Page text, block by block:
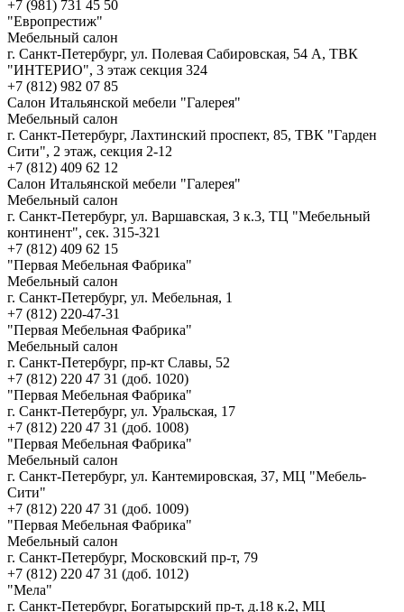
+7 (981) 731 45 50
"Европрестиж"
Мебельный салон
г. Санкт-Петербург, ул. Полевая Сабировская, 54 А, ТВК
"ИНТЕРИО", 3 этаж секция 324
+7 (812) 982 07 85
Салон Итальянской мебели "Галерея"
Мебельный салон
г. Санкт-Петербург, Лахтинский проспект, 85, ТВК "Гарден
Сити", 2 этаж, секция 2-12
+7 (812) 409 62 12
Салон Итальянской мебели "Галерея"
Мебельный салон
г. Санкт-Петербург, ул. Варшавская, 3 к.3, ТЦ "Мебельный
континент", сек. 315-321
+7 (812) 409 62 15
"Первая Мебельная Фабрика"
Мебельный салон
г. Санкт-Петербург, ул. Мебельная, 1
+7 (812) 220-47-31
"Первая Мебельная Фабрика"
Мебельный салон
г. Санкт-Петербург, пр-кт Славы, 52
+7 (812) 220 47 31 (доб. 1020)
"Первая Мебельная Фабрика"
г. Санкт-Петербург, ул. Уральская, 17
+7 (812) 220 47 31 (доб. 1008)
"Первая Мебельная Фабрика"
Мебельный салон
г. Санкт-Петербург, ул. Кантемировская, 37, МЦ "Мебель-
Сити"
+7 (812) 220 47 31 (доб. 1009)
"Первая Мебельная Фабрика"
Мебельный салон
г. Санкт-Петербург, Московский пр-т, 79
+7 (812) 220 47 31 (доб. 1012)
"Мела"
г. Санкт-Петербург, Богатырский пр-т, д.18 к.2, МЦ